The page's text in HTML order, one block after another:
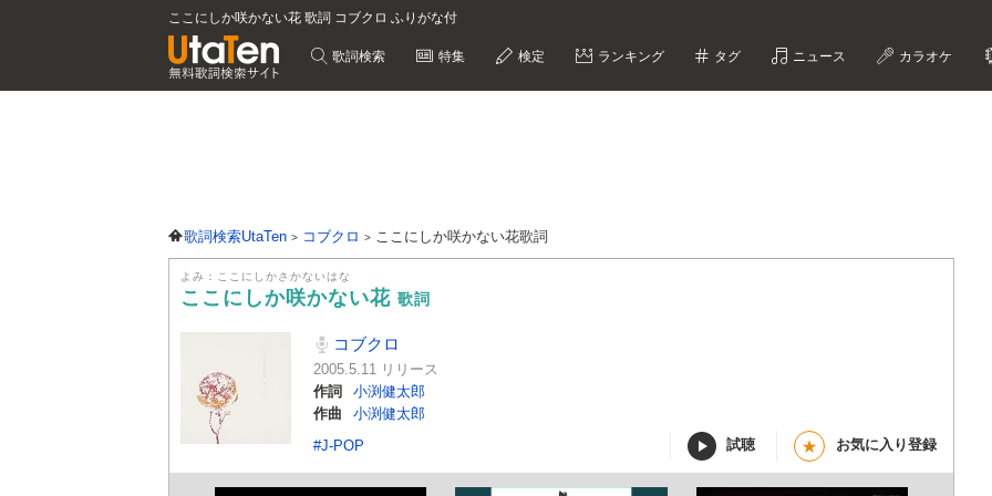
ここにしか咲かない花 歌詞 コブクロ ふりがな付
歌詞検索 特集 検定 ランキング タグ ニュース カラオケ
歌詞検索UtaTen コブクロ ここにしか咲かない花歌詞
よみ：ここにしかさかないはな
ここにしか咲かない花 歌詞
コブクロ
2005.5.11 リリース
作詞
小渕健太郎
作曲
小渕健太郎
#J-POP
試聴 ★ お気に入り登録